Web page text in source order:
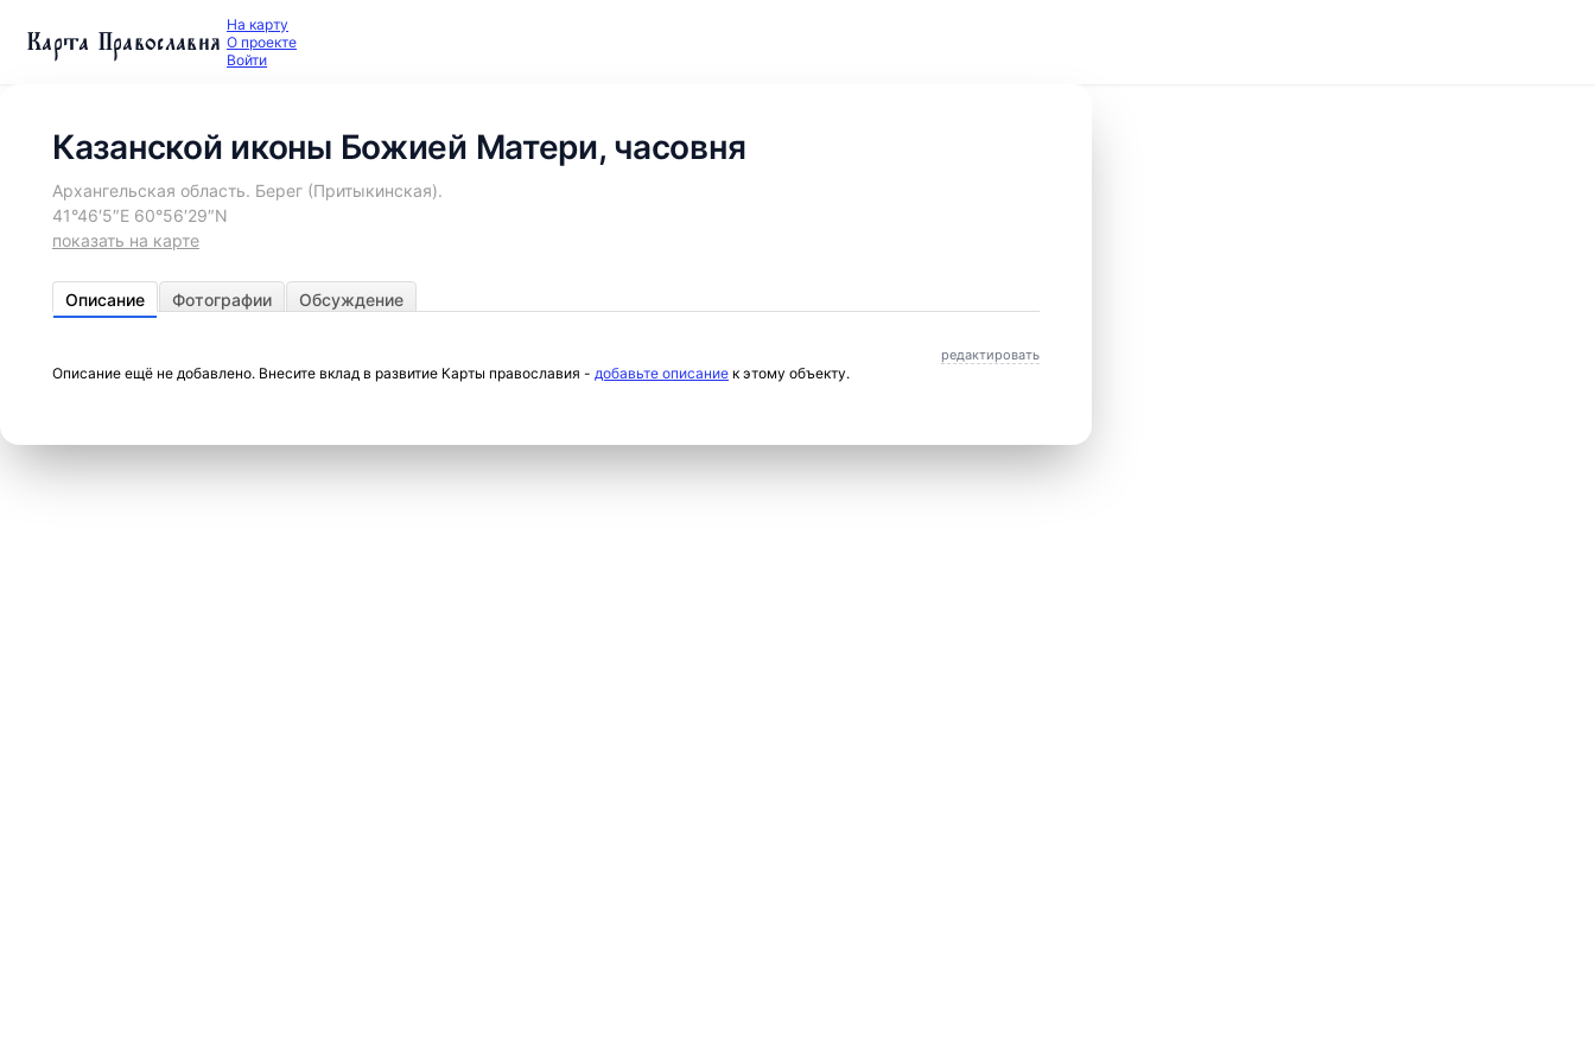
Карта Православия На карту
О проекте
Войти
Казанской иконы Божией Матери, часовня
Архангельская область. Берег (Притыкинская).
41°46′5″E 60°56′29″N
показать на карте
Описание Фотографии Обсуждение
редактировать
Описание ещё не добавлено. Внесите вклад в развитие Карты православия - добавьте описание к этому объекту.